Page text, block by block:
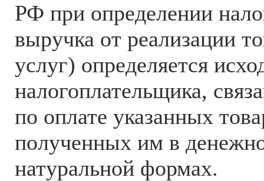
РФ при определении
выручка от реализации
услуг) определяется
налогоплательщика,
по оплате указанных
полученных им в
натуральной формах.